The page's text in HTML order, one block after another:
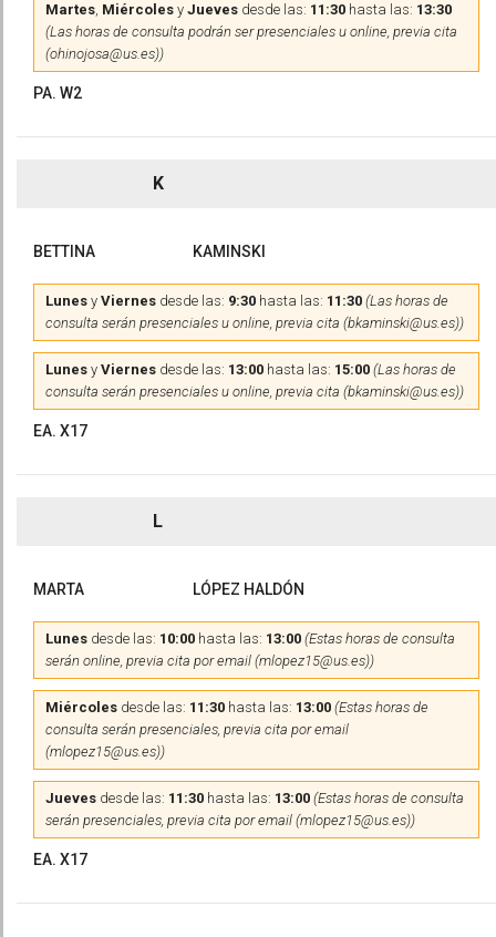
Martes, Miércoles y Jueves desde las: 11:30 hasta las: 13:30
(Las horas de consulta podrán ser presenciales u online, previa cita
(ohinojosa@us.es))
PA. W2
K
BETTINA KAMINSKI
Lunes y Viernes desde las: 9:30 hasta las: 11:30 (Las horas de
consulta serán presenciales u online, previa cita (bkaminski@us.es))
Lunes y Viernes desde las: 13:00 hasta las: 15:00 (Las horas de
consulta serán presenciales u online, previa cita (bkaminski@us.es))
EA. X17
L
MARTA LÓPEZ HALDÓN
Lunes desde las: 10:00 hasta las: 13:00 (Estas horas de consulta
serán online, previa cita por email (mlopez15@us.es))
Miércoles desde las: 11:30 hasta las: 13:00 (Estas horas de
consulta serán presenciales, previa cita por email
(mlopez15@us.es))
Jueves desde las: 11:30 hasta las: 13:00 (Estas horas de consulta
serán presenciales, previa cita por email (mlopez15@us.es))
EA. X17